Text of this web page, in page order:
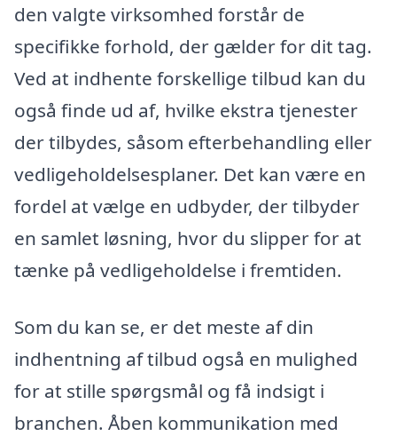
den valgte virksomhed forstår de
specifikke forhold, der gælder for dit tag.
Ved at indhente forskellige tilbud kan du
også finde ud af, hvilke ekstra tjenester
der tilbydes, såsom efterbehandling eller
vedligeholdelsesplaner. Det kan være en
fordel at vælge en udbyder, der tilbyder
en samlet løsning, hvor du slipper for at
tænke på vedligeholdelse i fremtiden.
Som du kan se, er det meste af din
indhentning af tilbud også en mulighed
for at stille spørgsmål og få indsigt i
branchen. Åben kommunikation med